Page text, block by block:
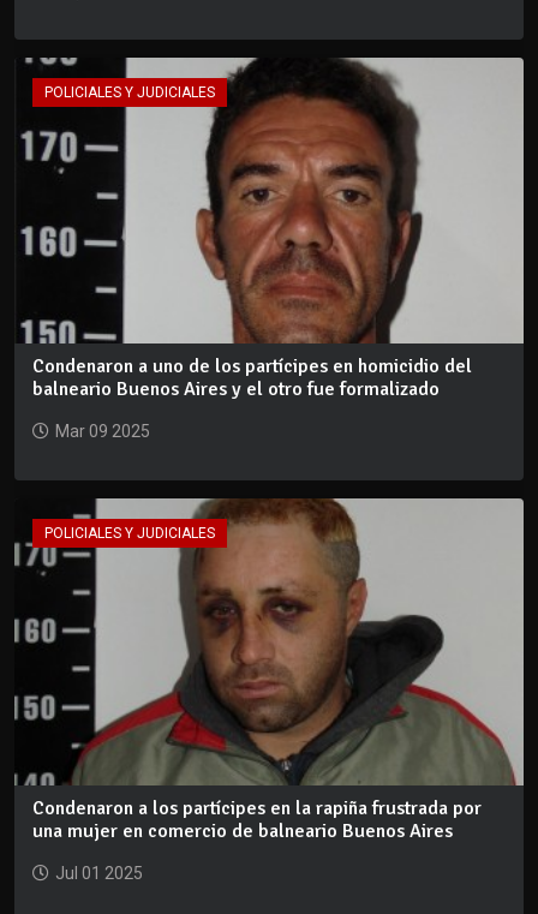
POLICIALES Y JUDICIALES
Condenaron a uno de los partícipes en homicidio del
balneario Buenos Aires y el otro fue formalizado
Mar 09 2025
POLICIALES Y JUDICIALES
Condenaron a los partícipes en la rapiña frustrada por
una mujer en comercio de balneario Buenos Aires
Jul 01 2025